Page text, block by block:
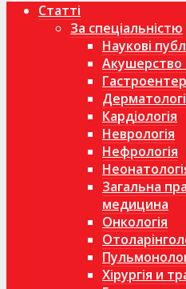
Статті
За спеціальністю
Наукові
Акушерство
Кардіологія
Неврологія
Нефрологія
Загальна
медицина
Онкологія
Хірургія и